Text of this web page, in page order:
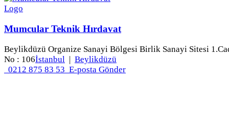
Mumcular Teknik Hırdavat
Beylikdüzü Organize Sanayi Bölgesi Birlik Sanayi Sitesi
No : 106İstanbul | Beylikdüzü
0212 875 83 53 E-posta Gönder